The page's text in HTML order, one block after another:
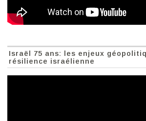
Israël 75 ans: les enjeux
résilience israélienne